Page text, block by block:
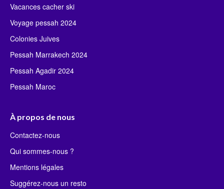
Vacances cacher ski
Voyage pessah 2024
Colonies Juives
Pessah Marrakech 2024
Pessah Agadir 2024
Pessah Maroc
À propos de nous
Contactez-nous
Qui sommes-nous ?
Mentions légales
Suggérez-nous un resto